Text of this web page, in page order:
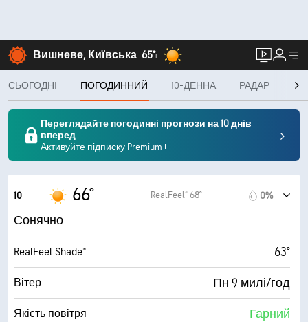
Вишневе, Київська 65°F
СЬОГОДНІ ПОГОДИННИЙ 10-ДЕННА РАДАР
Переглядайте погодинні прогнози на 10 днів
вперед
Активуйте підписку Premium+
10 66° RealFeel® 68° 0%
Сонячно
RealFeel Shade™ 63°
Вітер Пн 9 милі/год
Якість повітря Гарний